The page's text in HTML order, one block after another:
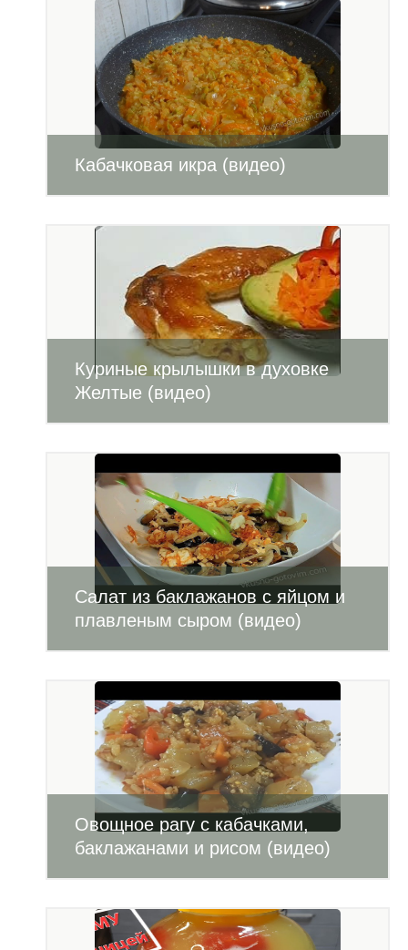
Кабачковая икра (видео)
Куриные крылышки в духовке
Желтые (видео)
Салат из баклажанов с яйцом и
плавленым сыром (видео)
Овощное рагу с кабачками,
баклажанами и рисом (видео)